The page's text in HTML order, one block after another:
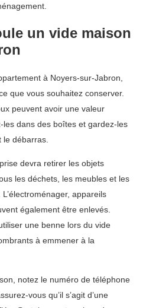
un vide maison
à Noyers-sur-Jabron,
que vous souhaitez conserver.
peuvent avoir une valeur
dans des boîtes et gardez-les
le débarras.
devra retirer les objets
les déchets, les meubles et les
appareils
également être enlevés.
une benne lors du vide
à emmener à la
notez le numéro de téléphone
vous qu’il s’agit d’une